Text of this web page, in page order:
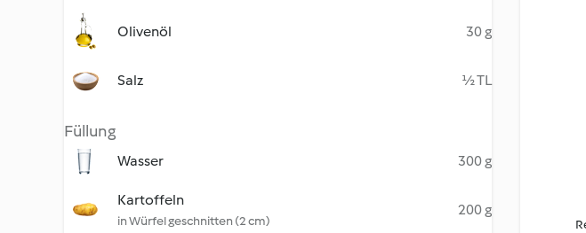
Olivenöl 30 g
Salz ½ TL
Füllung
Wasser 300 g
Kartoffeln
in Würfel geschnitten (2 cm)
200 g